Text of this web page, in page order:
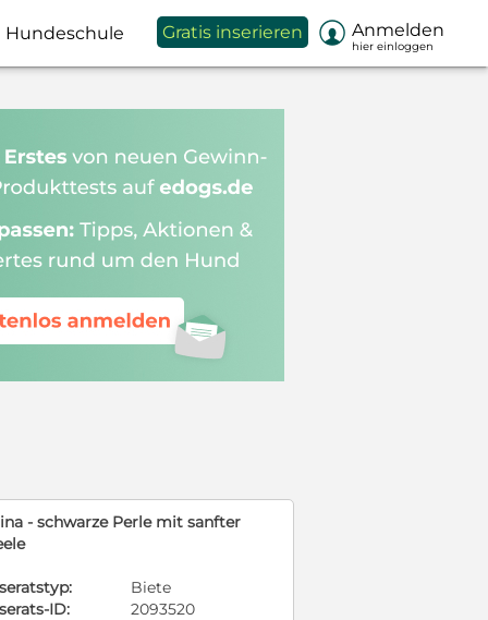
Hundeschule Gratis inserieren  Anmelden
hier einloggen
- schwarze Perle mit sanfter
Biete
ID:
2093520